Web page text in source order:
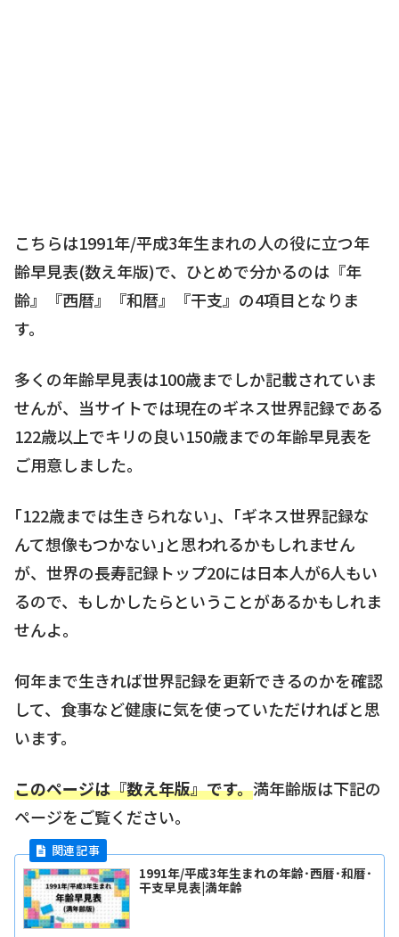
こちらは1991年/平成3年生まれの人の役に立つ年
齢早見表(数え年版)で、ひとめで分かるのは『年
齢』『西暦』『和暦』『干支』の4項目となりま
す。
多くの年齢早見表は100歳までしか記載されていま
せんが、当サイトでは現在のギネス世界記録である
122歳以上でキリの良い150歳までの年齢早見表を
ご用意しました。
｢122歳までは生きられない｣、｢ギネス世界記録な
んて想像もつかない｣と思われるかもしれません
が、世界の長寿記録トップ20には日本人が6人もい
るので、もしかしたらということがあるかもしれま
せんよ。
何年まで生きれば世界記録を更新できるのかを確認
して、食事など健康に気を使っていただければと思
います。
このページは『数え年版』です。満年齢版は下記の
ページをご覧ください。
1991年/平成3年生まれの年齢･西暦･和暦･
干支早見表|満年齢